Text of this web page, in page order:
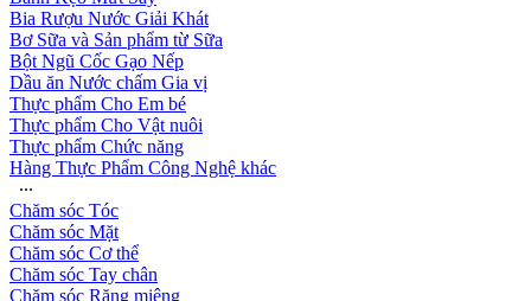
Bia Rượu Nước Giải Khát
Bơ Sữa và Sản phẩm từ Sữa
Bột Ngũ Cốc Gạo Nếp
Dầu ăn Nước chấm Gia vị
Thực phẩm Cho Em bé
Thực phẩm Cho Vật nuôi
Thực phẩm Chức năng
Hàng Thực Phẩm Công Nghệ khác
∙∙∙
Chăm sóc Tóc
Chăm sóc Mặt
Chăm sóc Cơ thể
Chăm sóc Tay chân
Chăm sóc Răng miệng